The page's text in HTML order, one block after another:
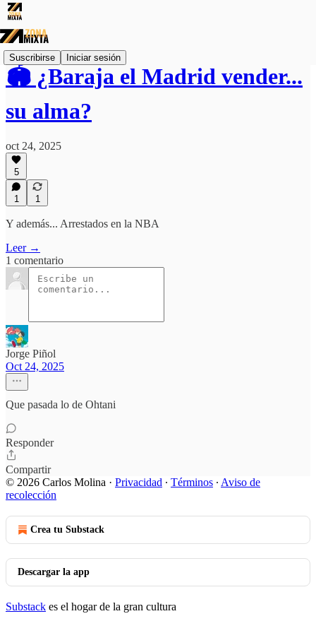
Suscribirse Iniciar sesión
🏟️ ¿Baraja el Madrid vender...
su alma?
oct 24, 2025
5
1 1
Y además... Arrestados en la NBA
Leer →
1 comentario
Jorge Piñol
Oct 24, 2025
Que pasada lo de Ohtani
Responder
Compartir
© 2026 Carlos Molina · Privacidad ∙ Términos ∙ Aviso de
recolección
Crea tu Substack
Descargar la app
Substack es el hogar de la gran cultura